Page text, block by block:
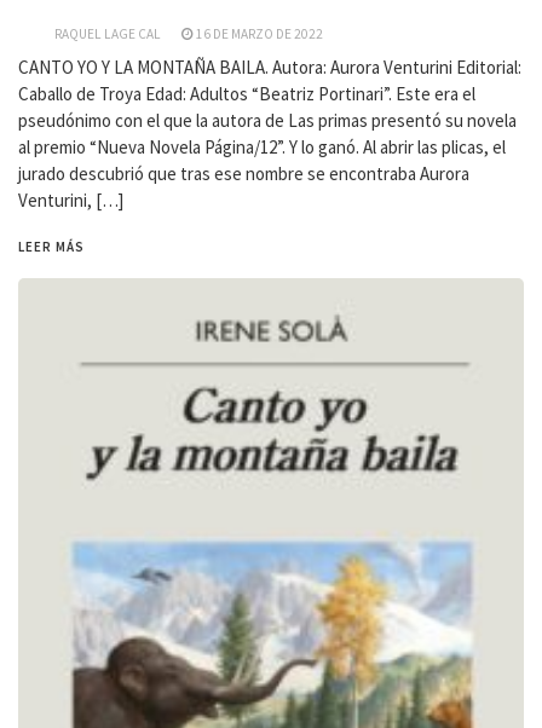
RAQUEL LAGE CAL 16 DE MARZO DE 2022
CANTO YO Y LA MONTAÑA BAILA. Autora: Aurora Venturini Editorial:
Caballo de Troya Edad: Adultos “Beatriz Portinari”. Este era el
pseudónimo con el que la autora de Las primas presentó su novela
al premio “Nueva Novela Página/12”. Y lo ganó. Al abrir las plicas, el
jurado descubrió que tras ese nombre se encontraba Aurora
Venturini, […]
LEER MÁS